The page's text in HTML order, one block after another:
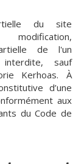
du site
modification,
de l'un
sauf
Kerhoas. À
d’une
aux
du Code de